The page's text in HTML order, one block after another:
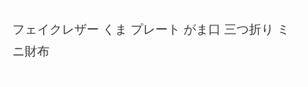
フェイクレザー くま プレート がま口 三つ折り ミ
ニ財布